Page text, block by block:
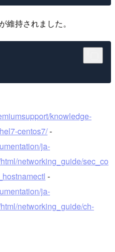
維持されました。
knowledge-
centos7/-
ja-
networking_guide/sec_co
-
ja-
networking_guide/ch-